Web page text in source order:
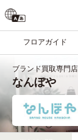
フロアガイド
ブランド買取専門店
なんぼや